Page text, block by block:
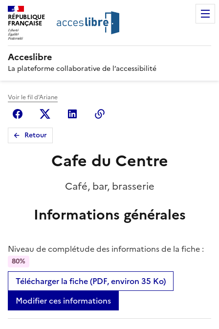
RÉPUBLIQUE
FRANÇAISE
Acceslibre
La plateforme collaborative de l’accessibilité
Voir le fil d'Ariane
FacebookX (anciennement Twitter)
Linkedin
Retour
Cafe du Centre
Café, bar, brasserie
Informations générales
Niveau de complétude des informations de la fiche :
80%
Télécharger la fiche (PDF, environ 35 Ko)
Modifier ces informations